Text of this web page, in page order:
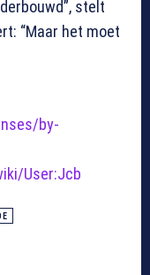
stelt
“Maar het moet
by-
User:Jcb